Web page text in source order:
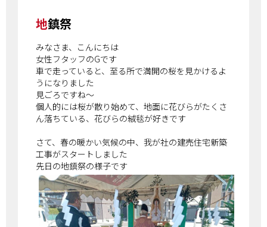
地鎮祭
みなさま、こんにちは
女性フタッフのGです
車で走っていると、至る所で満開の桜を見かけるよ
うになりました
見ごろですね～
個人的には桜が散り始めて、地面に花びらがたくさ
ん落ちている、花びらの絨毯が好きです
さて、春の暖かい気候の中、我が社の建売住宅新築
工事がスタートしました
先日の地鎮祭の様子です